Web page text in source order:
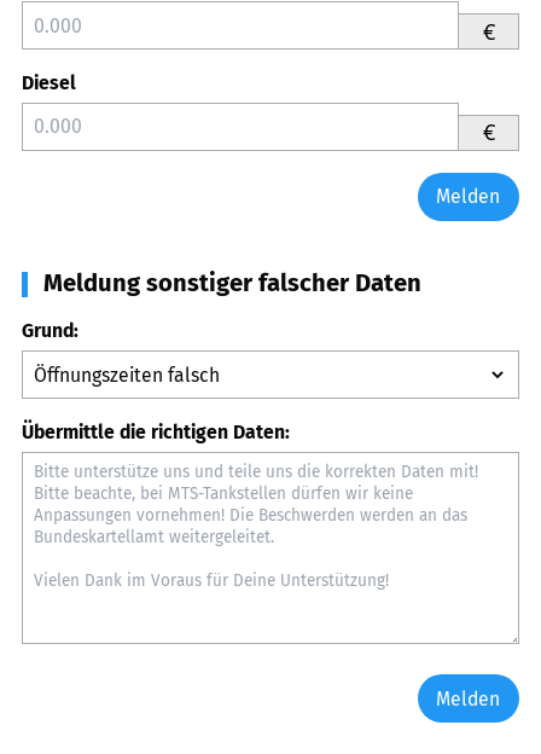
€
Diesel
€
Melden
Meldung sonstiger falscher Daten
Grund:
Übermittle die richtigen Daten:
Melden